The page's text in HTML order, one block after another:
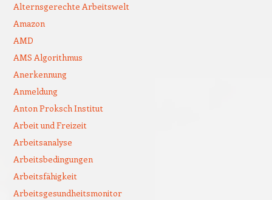
Alternsgerechte Arbeitswelt
Amazon
AMD
AMS Algorithmus
Anerkennung
Anmeldung
Anton Proksch Institut
Arbeit und Freizeit
Arbeitsanalyse
Arbeitsbedingungen
Arbeitsfähigkeit
Arbeitsgesundheitsmonitor